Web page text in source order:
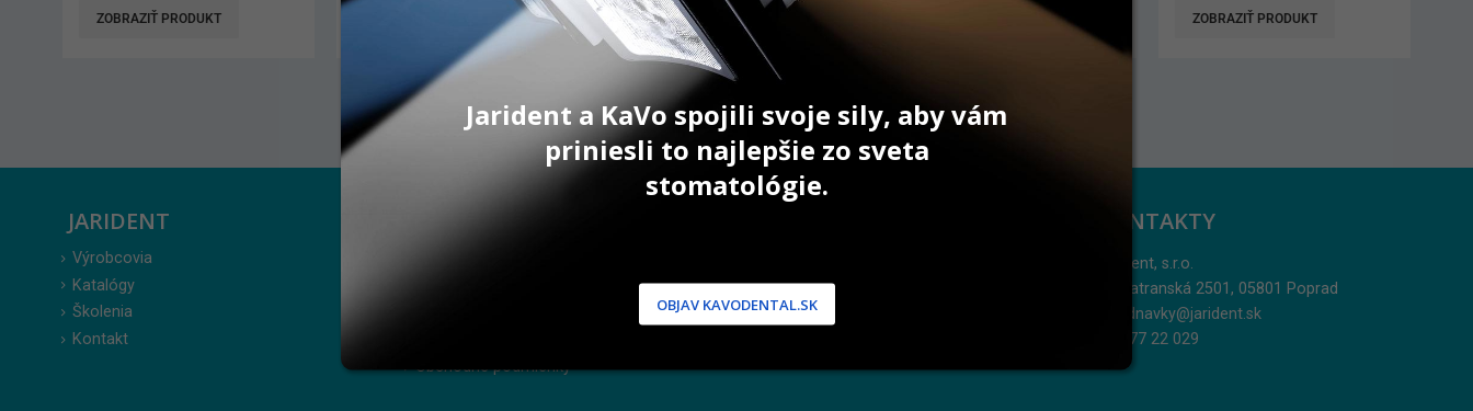
ZOBRAZIŤ PRODUKT PRIDAŤ DO KOŠÍKA ZOBRAZIŤ PRODUKT PRIDAŤ DO KOŠÍKA
JARIDENT
Výrobcovia
Katalógy
Školenia
Kontakt
Obchodné podmienky
Reklamácie
Servis
KONTAKTY
Jarident, s.r.o.
Podtatranská 2501, 05801 Poprad
objednavky@jarident.sk
052/77 22 029
Jarident a KaVo spojili svoje sily, aby vám
priniesli to najlepšie zo sveta
stomatológie.
OBJAV KAVODENTAL.SK